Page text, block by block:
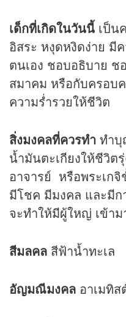
เด็กที่เกิดในวันนี้ เป็น
อิสระ หงุดหงิดง่าย มี
ตนเอง ชอบอธิบาย
สมาคม หรือกับครอบ
ความร่ำรวยให้ชีวิต
สิ่งมงคลที่ควรทำ ทำบุ
น้ำมันตะเกียงให้ชีวิต
อาจารย์ หรือพระเก
มีโชค มีมงคล และมี
จะทำให้มีผู้ใหญ่ เข้า
สีมลคล สีฟ้าน้ำทะเล
อัญมณีมงคล อาเมทิ